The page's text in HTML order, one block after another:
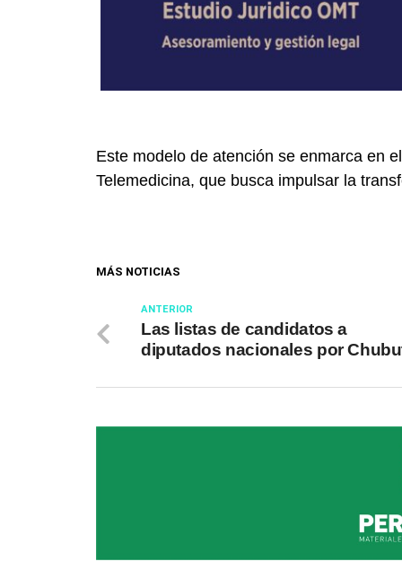
Este modelo de atención se enmarca en
Telemedicina, que busca impulsar la
MÁS NOTICIAS
ANTERIOR
Las listas de candidatos a
diputados nacionales por